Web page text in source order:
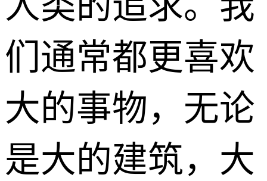
们通常都更喜欢
大的事物，无论
是大的建筑，大